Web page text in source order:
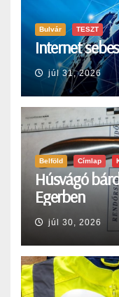
Bulvár TESZT
Internet
júl 31, 2026
Belföld Címlap
Húsvágó
Egerben
júl 30, 2026